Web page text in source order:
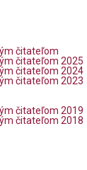
čitateľom
čitateľom 2025
čitateľom 2024
čitateľom 2023
čitateľom 2019
čitateľom 2018